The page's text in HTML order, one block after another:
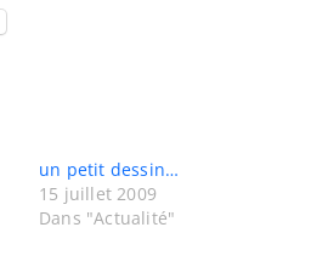
un petit dessin…
15 juillet 2009
Dans "Actualité"